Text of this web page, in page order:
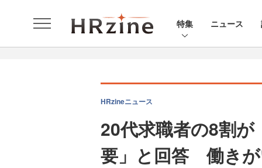
特集 ニュース
HRzineニュース
20代求職者の8割
要」と回答 働き